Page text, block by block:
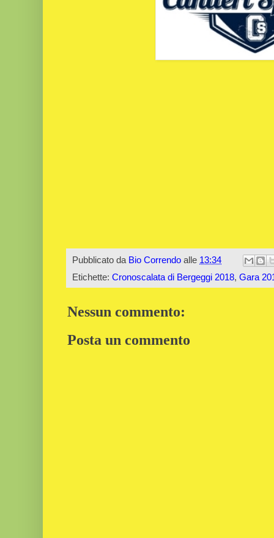
Pubblicato da Bio Correndo alle 13:34
Etichette: Cronoscalata di Bergeggi 2018, Gara
Nessun commento:
Posta un commento